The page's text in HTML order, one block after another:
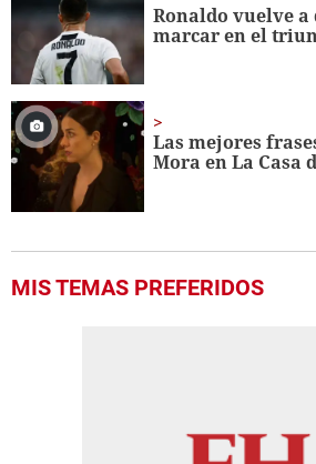
Ronaldo vuelve a
marcar en el
Las mejores
Mora en La Casa
MIS TEMAS PREFERIDOS